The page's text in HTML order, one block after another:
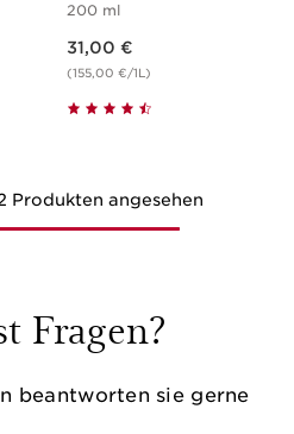
200 ml
31,00 €
(155,00 €/1L)
Produkten angesehen
Fragen?
beantworten sie gerne